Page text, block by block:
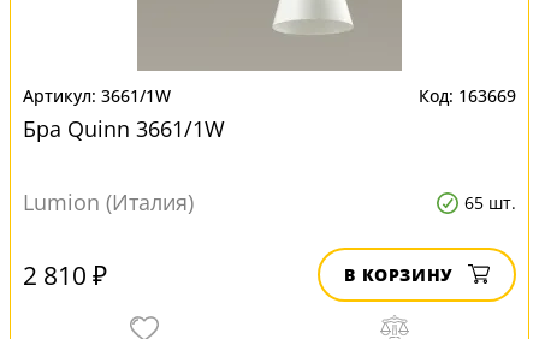
3661/1W 163669
Бра Quinn 3661/1W
Lumion (Италия) 65 шт.
2 810 ₽ В КОРЗИНУ